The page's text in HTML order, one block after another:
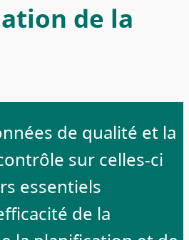
de la
de qualité et la
sur celles-ci
essentiels
de la